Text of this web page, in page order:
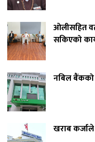
ओलीसहित
सकिएको
नबिल बैंकको
खराब